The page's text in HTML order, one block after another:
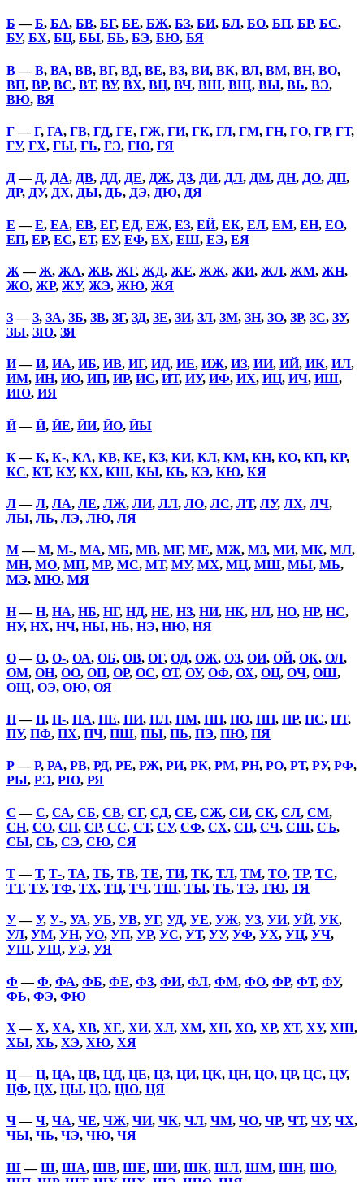
Б —Б, БА, БВ, БГ, БЕ, БЖ, БЗ, БИ, БЛ, БО, БП, БР, БС,
БУ, БХ, БЦ, БЫ, БЬ, БЭ, БЮ, БЯ
В—В, ВА, ВВ, ВГ, ВД, ВЕ, ВЗ, ВИ, ВК, ВЛ, ВМ, ВН, ВО,
ВП, ВР, ВС, ВТ, ВУ, ВХ, ВЦ, ВЧ, ВШ, ВЩ, ВЫ, ВЬ, ВЭ,
ВЮ, ВЯ
Г—Г, ГА, ГВ, ГД, ГЕ, ГЖ, ГИ, ГК, ГЛ, ГМ, ГН, ГО, ГР, ГТ,
ГУ, ГХ, ГЫ, ГЬ, ГЭ, ГЮ, ГЯ
Д— Д, ДА, ДВ, ДД, ДЕ, ДЖ, ДЗ, ДИ, ДЛ, ДМ, ДН, ДО, ДП,
ДР, ДУ, ДХ, ДЫ, ДЬ, ДЭ, ДЮ, ДЯ
Е —Е, ЕА, ЕВ, ЕГ, ЕД, ЕЖ, ЕЗ, ЕЙ, ЕК, ЕЛ, ЕМ, ЕН, ЕО,
ЕП, ЕР, ЕС, ЕТ, ЕУ, ЕФ, ЕХ, ЕШ, ЕЭ, ЕЯ
Ж —Ж, ЖА, ЖВ, ЖГ, ЖД, ЖЕ, ЖЖ, ЖИ, ЖЛ, ЖМ, ЖН,
ЖО, ЖР, ЖУ, ЖЭ, ЖЮ, ЖЯ
З—З, ЗА, ЗБ, ЗВ, ЗГ, ЗД, ЗЕ, ЗИ, ЗЛ, ЗМ, ЗН, ЗО, ЗР, ЗС, ЗУ,
ЗЫ, ЗЮ, ЗЯ
И—И, ИА, ИБ, ИВ, ИГ, ИД, ИЕ, ИЖ, ИЗ, ИИ, ИЙ, ИК, ИЛ,
ИМ, ИН, ИО, ИП, ИР, ИС, ИТ, ИУ, ИФ, ИХ, ИЦ, ИЧ, ИШ,
ИЮ, ИЯ
Й—Й, ЙЕ, ЙИ, ЙО, ЙЫ
К—К, К-, КА, КВ, КЕ, КЗ, КИ, КЛ, КМ, КН, КО, КП, КР,
КС, КТ, КУ, КХ, КШ, КЫ, КЬ, КЭ, КЮ, КЯ
Л—Л, ЛА, ЛЕ, ЛЖ, ЛИ, ЛЛ, ЛО, ЛС, ЛТ, ЛУ, ЛХ, ЛЧ,
ЛЫ, ЛЬ, ЛЭ, ЛЮ, ЛЯ
М—М, М-, МА, МБ, МВ, МГ, МЕ, МЖ, МЗ, МИ, МК, МЛ,
МН, МО, МП, МР, МС, МТ, МУ, МХ, МЦ, МШ, МЫ, МЬ,
МЭ, МЮ, МЯ
Н—Н, НА, НБ, НГ, НД, НЕ, НЗ, НИ, НК, НЛ, НО, НР, НС,
НУ, НХ, НЧ, НЫ, НЬ, НЭ, НЮ, НЯ
О—О, О-, ОА, ОБ, ОВ, ОГ, ОД, ОЖ, ОЗ, ОИ, ОЙ, ОК, ОЛ,
ОМ, ОН, ОО, ОП, ОР, ОС, ОТ, ОУ, ОФ, ОХ, ОЦ, ОЧ, ОШ,
ОЩ, ОЭ, ОЮ, ОЯ
П—П, П-, ПА, ПЕ, ПИ, ПЛ, ПМ, ПН, ПО, ПП, ПР, ПС, ПТ,
ПУ, ПФ, ПХ, ПЧ, ПШ, ПЫ, ПЬ, ПЭ, ПЮ, ПЯ
Р—Р, РА, РВ, РД, РЕ, РЖ, РИ, РК, РМ, РН, РО, РТ, РУ, РФ,
РЫ, РЭ, РЮ, РЯ
С —С, СА, СБ, СВ, СГ, СД, СЕ, СЖ, СИ, СК, СЛ, СМ,
СН, СО, СП, СР, СС, СТ, СУ, СФ, СХ, СЦ, СЧ, СШ, СЪ,
СЫ, СЬ, СЭ, СЮ, СЯ
Т—Т, Т-, ТА, ТБ, ТВ, ТЕ, ТИ, ТК, ТЛ, ТМ, ТО, ТР, ТС,
ТТ, ТУ, ТФ, ТХ, ТЦ, ТЧ, ТШ, ТЫ, ТЬ, ТЭ, ТЮ, ТЯ
У—У, У-, УА, УБ, УВ, УГ, УД, УЕ, УЖ, УЗ, УИ, УЙ, УК,
УЛ, УМ, УН, УО, УП, УР, УС, УТ, УУ, УФ, УХ, УЦ, УЧ,
УШ, УЩ, УЭ, УЯ
Ф —Ф, ФА, ФБ, ФЕ, ФЗ, ФИ, ФЛ, ФМ, ФО, ФР, ФТ, ФУ,
ФЬ, ФЭ, ФЮ
Х —Х, ХА, ХВ, ХЕ, ХИ, ХЛ, ХМ, ХН, ХО, ХР, ХТ, ХУ, ХШ,
ХЫ, ХЬ, ХЭ, ХЮ, ХЯ
Ц—Ц, ЦА, ЦВ, ЦД, ЦЕ, ЦЗ, ЦИ, ЦК, ЦН, ЦО, ЦР, ЦС, ЦУ,
ЦФ, ЦХ, ЦЫ, ЦЭ, ЦЮ, ЦЯ
Ч—Ч, ЧА, ЧЕ, ЧЖ, ЧИ, ЧК, ЧЛ, ЧМ, ЧО, ЧР, ЧТ, ЧУ, ЧХ,
ЧЫ, ЧЬ, ЧЭ, ЧЮ, ЧЯ
Ш—Ш, ША, ШВ, ШЕ, ШИ, ШК, ШЛ, ШМ, ШН, ШО,